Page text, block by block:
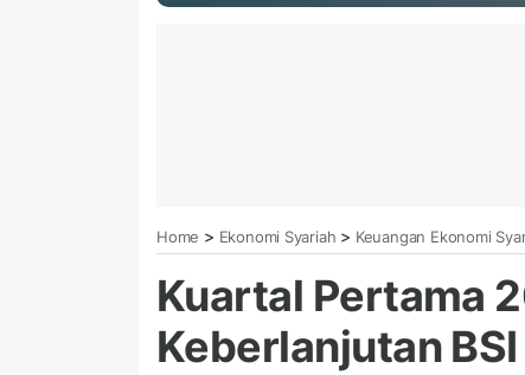
Home > Ekonomi Syariah > Keuangan Ekonomi
Kuartal Pertama
Keberlanjutan